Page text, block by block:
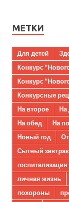
МЕТКИ
Для детей
Конкурс
Конкурс
Конкурсные
На второе
На
На обед
На
Новый год
Сытный завтрак
личная жизнь
похороны